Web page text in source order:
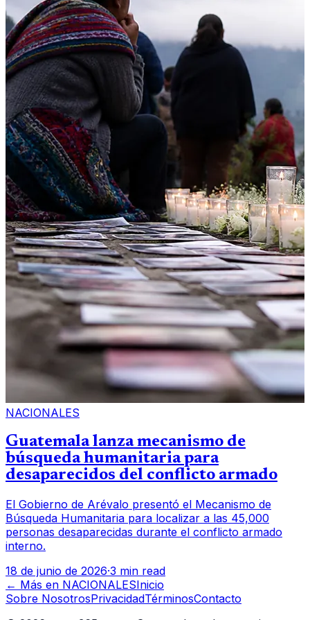
NACIONALES
Guatemala lanza mecanismo de
búsqueda humanitaria para
desaparecidos del conflicto armado
El Gobierno de Arévalo presentó el Mecanismo de
Búsqueda Humanitaria para localizar a las 45,000
personas desaparecidas durante el conflicto armado
interno.
18 de junio de 2026·3 min read
← Más en NACIONALESInicio
Sobre NosotrosPrivacidadTérminosContacto